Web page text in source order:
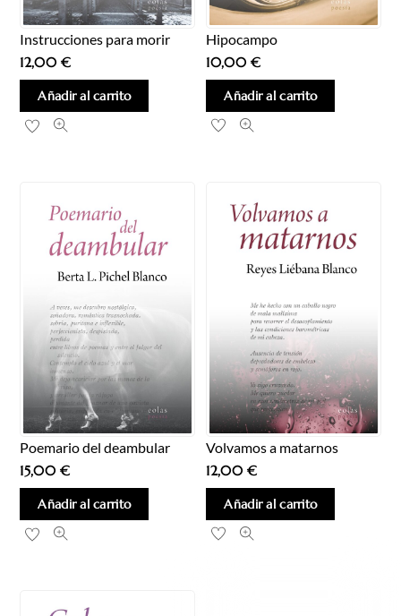
Instrucciones para morir
12,00€
Añadir al carrito
Hipocampo
10,00€
Añadir al carrito
Poemario del deambular
15,00€
Añadir al carrito
Volvamos a matarnos
12,00€
Añadir al carrito